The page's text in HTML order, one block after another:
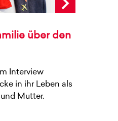
über den
Interview
in ihr Leben als
Mutter.